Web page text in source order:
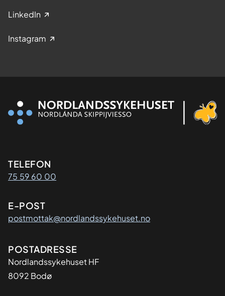
LinkedIn
Instagram
Kontaktinformasjon
TELEFON
75 59 60 00
E-POST
postmottak@nordlandssykehuset.no
Adresse
POSTADRESSE
Nordlandssykehuset HF
8092 Bodø